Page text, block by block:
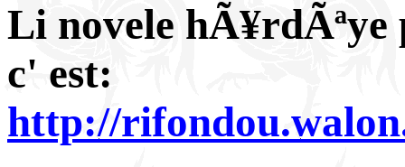
Li novele hÃ¥rdÃªye
c' est:
http://